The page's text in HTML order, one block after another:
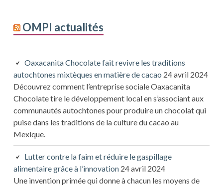
OMPI actualités
Oaxacanita Chocolate fait revivre les traditions
autochtones mixtèques en matière de cacao 24 avril 2024
Découvrez comment l’entreprise sociale Oaxacanita
Chocolate tire le développement local en s’associant aux
communautés autochtones pour produire un chocolat qui
puise dans les traditions de la culture du cacao au
Mexique.
Lutter contre la faim et réduire le gaspillage
alimentaire grâce à l’innovation 24 avril 2024
Une invention primée qui donne à chacun les moyens de